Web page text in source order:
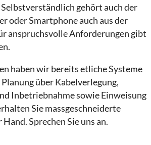
gehört auch der
oder Smartphone auch aus der
anspruchsvolle Anforderungen gibt
haben wir bereits etliche Systeme
über Kabelverlegung,
Inbetriebnahme sowie Einweisung
Sie massgeschneiderte
Sprechen Sie uns an.